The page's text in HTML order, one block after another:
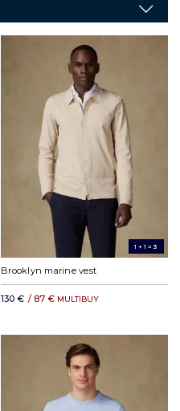
1+1=3
Brooklyn marine vest
130 € / 87 € MULTIBUY